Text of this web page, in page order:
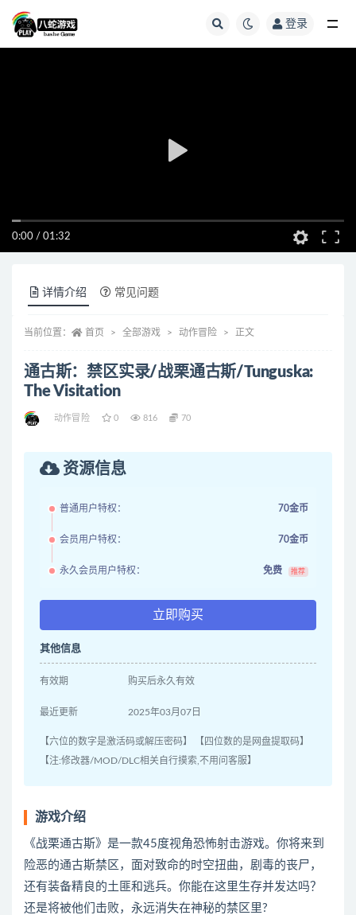
登录
0:00 / 01:32
详情介绍 常见问题
当前位置： 首页 全部游戏 动作冒险 正文
通古斯：禁区实录/战栗通古斯/Tunguska:
The Visitation
动作冒险 0 816 70
资源信息
普通用户特权： 70金币
会员用户特权： 70金币
永久会员用户特权： 免费 推荐
立即购买
其他信息
有效期 购买后永久有效
最近更新 2025年03月07日
【六位的数字是激活码或解压密码】 【四位数的是网盘提取码】
【注:修改器/MOD/DLC相关自行摸索,不用问客服】
游戏介绍
《战栗通古斯》是一款45度视角恐怖射击游戏。你将来到
险恶的通古斯禁区，面对致命的时空扭曲，剧毒的丧尸，
还有装备精良的土匪和逃兵。你能在这里生存并发达吗？
还是将被他们击败，永远消失在神秘的禁区里?